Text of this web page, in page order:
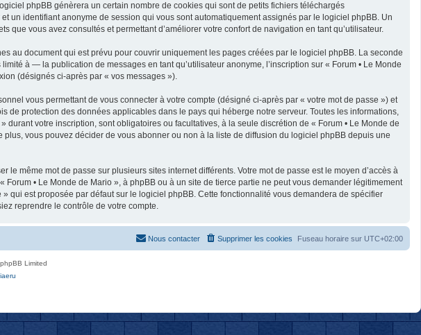
phpBB génèrera un certain nombre de cookies qui sont de petits fichiers téléchargés
un identifiant anonyme de session qui vous sont automatiquement assignés par le logiciel phpBB. Un
vous avez consultés et permettant d’améliorer votre confort de navigation en tant qu’utilisateur.
au document qui est prévu pour couvrir uniquement les pages créées par le logiciel phpBB. La seconde
à — la publication de messages en tant qu’utilisateur anonyme, l’inscription sur « Forum • Le Monde
(désignés ci-après par « vos messages »).
vous permettant de vous connecter à votre compte (désigné ci-après par « votre mot de passe ») et
protection des données applicables dans le pays qui héberge notre serveur. Toutes les informations,
votre inscription, sont obligatoires ou facultatives, à la seule discrétion de « Forum • Le Monde de
vous pouvez décider de vous abonner ou non à la liste de diffusion du logiciel phpBB depuis une
même mot de passe sur plusieurs sites internet différents. Votre mot de passe est le moyen d’accès à
• Le Monde de Mario », à phpBB ou à un site de tierce partie ne peut vous demander légitimement
qui est proposée par défaut sur le logiciel phpBB. Cette fonctionnalité vous demandera de spécifier
reprendre le contrôle de votre compte.
Fuseau horaire sur UTC+02:00
Supprimer les cookies
Nous contacter
Limited